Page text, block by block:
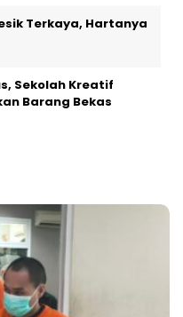
Terkaya, Hartanya
Sekolah Kreatif
Barang Bekas